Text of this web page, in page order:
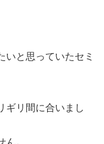
いと思っていたセミ
ギリ間に合いまし
。